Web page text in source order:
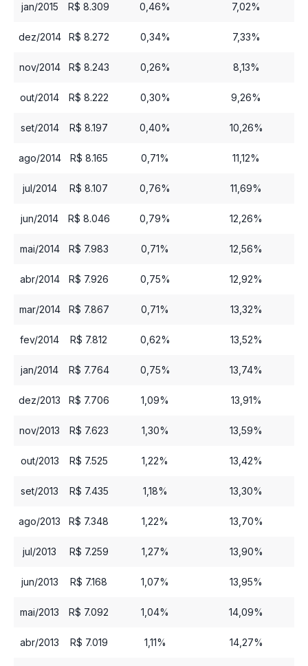
jan/2015 R$ 8.309 0,46% 7,02%
dez/2014 R$ 8.272 0,34% 7,33%
nov/2014 R$ 8.243 0,26% 8,13%
out/2014 R$ 8.222 0,30% 9,26%
set/2014 R$ 8.197 0,40% 10,26%
ago/2014 R$ 8.165 0,71% 11,12%
jul/2014 R$ 8.107 0,76% 11,69%
jun/2014 R$ 8.046 0,79% 12,26%
mai/2014 R$ 7.983 0,71% 12,56%
abr/2014 R$ 7.926 0,75% 12,92%
mar/2014 R$ 7.867 0,71% 13,32%
fev/2014 R$ 7.812 0,62% 13,52%
jan/2014 R$ 7.764 0,75% 13,74%
dez/2013 R$ 7.706 1,09% 13,91%
nov/2013 R$ 7.623 1,30% 13,59%
out/2013 R$ 7.525 1,22% 13,42%
set/2013 R$ 7.435 1,18% 13,30%
ago/2013 R$ 7.348 1,22% 13,70%
jul/2013 R$ 7.259 1,27% 13,90%
jun/2013 R$ 7.168 1,07% 13,95%
mai/2013 R$ 7.092 1,04% 14,09%
abr/2013 R$ 7.019 1,11% 14,27%